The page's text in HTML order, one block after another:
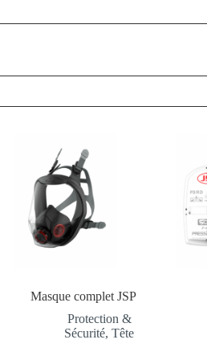
Masque complet JSP
Protection &
Sécurité,Tête